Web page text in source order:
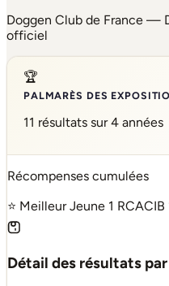
Doggen Club de France —
officiel
🏆
PALMARÈS DES
11 résultats sur 4 années
Récompenses cumulées
⭐ Meilleur Jeune 1 RCACIB
Détail des résultats